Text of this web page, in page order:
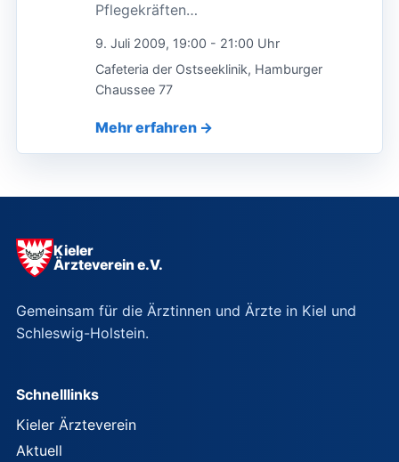
Pflegekräften…
9. Juli 2009, 19:00 - 21:00 Uhr
Cafeteria der Ostseeklinik, Hamburger
Chaussee 77
Mehr erfahren
Kieler
Ärzteverein e.V.
Gemeinsam für die Ärztinnen und Ärzte in Kiel und
Schleswig-Holstein.
Schnelllinks
Kieler Ärzteverein
Aktuell